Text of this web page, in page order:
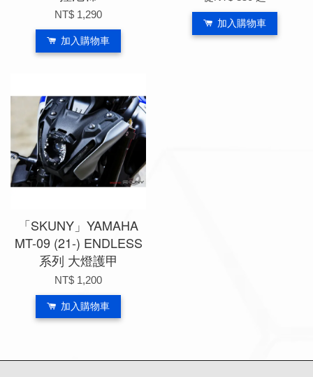
NT$ 1,290
加入購物車
加入購物車
「SKUNY」YAMAHA
MT-09 (21-) ENDLESS
系列 大燈護甲
NT$ 1,200
加入購物車